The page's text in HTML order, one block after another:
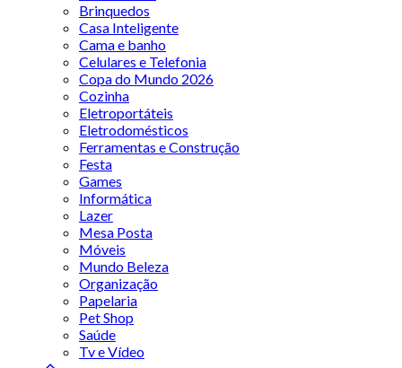
Brinquedos
Casa Inteligente
Cama e banho
Celulares e Telefonia
Copa do Mundo 2026
Cozinha
Eletroportáteis
Eletrodomésticos
Ferramentas e Construção
Festa
Games
Informática
Lazer
Mesa Posta
Móveis
Mundo Beleza
Organização
Papelaria
Pet Shop
Saúde
Tv e Vídeo